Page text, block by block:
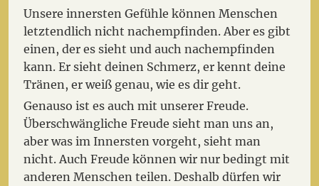
Unsere innersten Gefühle können Menschen
letztendlich nicht nachempfinden. Aber es gibt
einen, der es sieht und auch nachempfinden
kann. Er sieht deinen Schmerz, er kennt deine
Tränen, er weiß genau, wie es dir geht.
Genauso ist es auch mit unserer Freude.
Überschwängliche Freude sieht man uns an,
aber was im Innersten vorgeht, sieht man
nicht. Auch Freude können wir nur bedingt mit
anderen Menschen teilen. Deshalb dürfen wir